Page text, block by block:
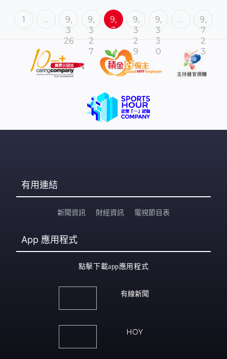
1 …
9,
3
26
9,
3
2
7
9,
3
8
9,
3
2
9
9,
3
3
0
…
9,
7
2
3
有用連結
新聞資訊 財經資訊 電視節目表
App 應用程式
點擊下載app應用程式
有線新聞
HOY